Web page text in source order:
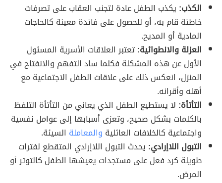
الكذب: يكذب الطفل عادة لتجنب العقاب على تصرفات
خاطئة قام به، أو للحصول على فائدة معينة كالحاجات
المادية أو المديح.
العزلة والانطوائية:تعتبر العلاقات الأسرية المسئول
الأول عن هذه المشكلة فكلما ساد التفهم والانفتاح في
المنزل، انعكس ذلك على علاقات الطفل الاجتماعية مع
أهله وأقرانه.
التأتأة: لا يستطيع الطفل الذي يعاني من التأتأة التلفظ
بالكلمات بشكل صحيح، وتعزى أسبابها إلى عوامل نفسية
واجتماعية كالخلافات العائلية والمعاملة السيئة.
التبول اللاإرادي: يحدث التبول اللاإرادي المتقطع لفترات
طويلة كرد فعل على مستجدات يعيشها الطفل كالتوتر أو
المرض.